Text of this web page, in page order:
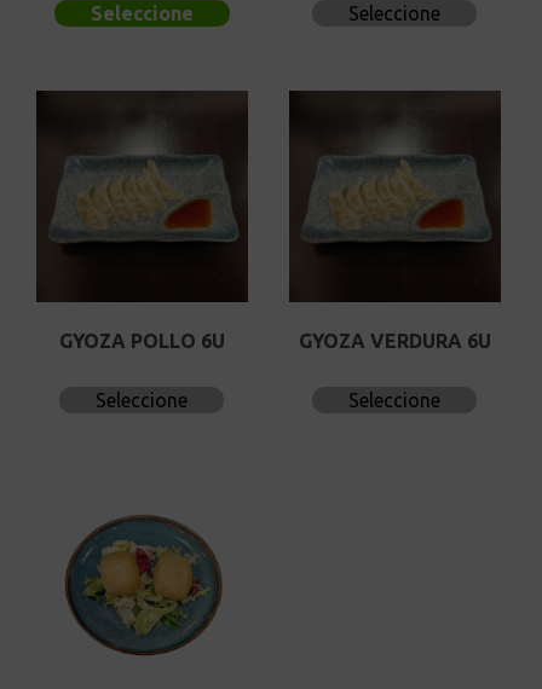
Seleccione Seleccione
GYOZA POLLO 6U
Seleccione
GYOZA VERDURA 6U
Seleccione